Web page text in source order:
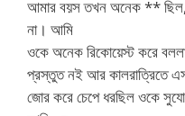
আমার বয়স তখন অনেক **
না। আমি
ওকে অনেক রিকোয়েস্ট করে
প্রস্তুত নই আর কালরাত্রিতে
জোর করে চেপে ধরছিল ওকে